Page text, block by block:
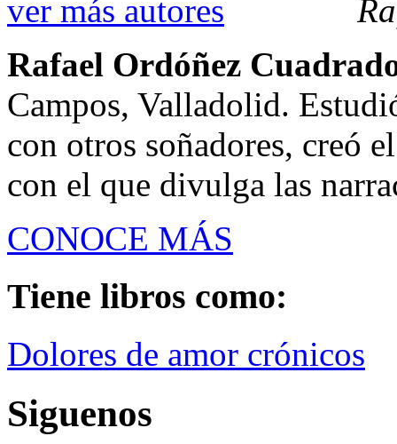
ver más autores
Rafael Ordóñez
Campos, Valladolid.
con otros soñadores, creó
con el que divulga las
CONOCE MÁS
Tiene libros como:
Dolores de amor crónicos
Siguenos